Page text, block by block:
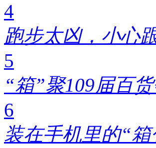
4
跑步太凶，小心
5
“箱”聚109届百
6
装在手机里的“